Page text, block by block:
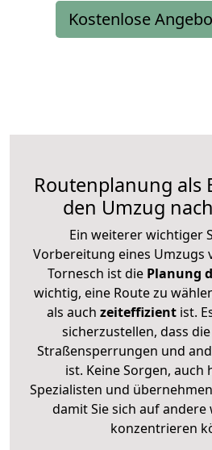
Kostenlose
Routenplanung als
den Umzug
Ein weiterer wichtiger
Vorbereitung eines Umzugs
Tornesch ist diePlanung
wichtig, eine Route zu
als auch zeiteffizientist.
sicherzustellen, dass
Straßensperrungen und
ist. Keine Sorgen, auch
Spezialisten und
damit Sie sich auf andere
konzentrieren